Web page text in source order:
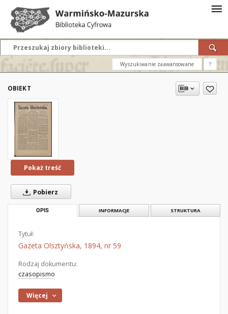
Wyszukiwanie zaawansowane ?
OBIEKT
Pokaż treść
Pobierz
OPIS INFORMACJE STRUKTURA
Tytuł:
Gazeta Olsztyńska, 1894, nr 59
Rodzaj dokumentu:
czasopismo
Więcej